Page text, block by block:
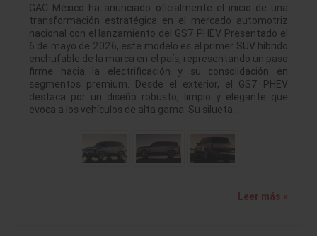
GAC México ha anunciado oficialmente el inicio de una
transformación estratégica en el mercado automotriz
nacional con el lanzamiento del GS7 PHEV. Presentado el
6 de mayo de 2026, este modelo es el primer SUV híbrido
enchufable de la marca en el país, representando un paso
firme hacia la electrificación y su consolidación en
segmentos premium. Desde el exterior, el GS7 PHEV
destaca por un diseño robusto, limpio y elegante que
evoca a los vehículos de alta gama. Su silueta…
Leer más »